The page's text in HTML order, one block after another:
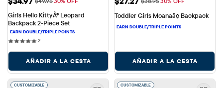
Girls Hello KittyÂ® Leopard
Backpack 2-Piece Set
22 reviews
AÑADIR A LA CESTA
Toddler Girls Moanaâ¢ Backpack
AÑADIR A LA CESTA
CUSTOMIZABLE CUSTOMIZABLE